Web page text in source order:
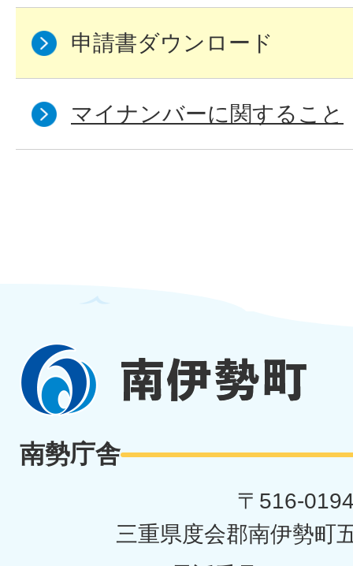
申請書ダウンロード
マイナンバーに関すること
南勢庁舎
〒516-
三重県度会郡南伊勢町